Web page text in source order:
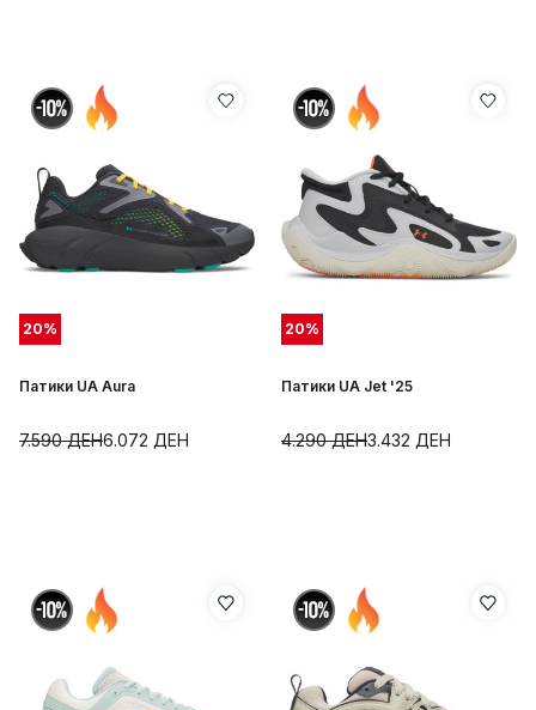
20%
Патики UA Aura
6.072 ДЕН
7.590ДЕН
20%
Патики UA Jet '25
3.432 ДЕН
4.290ДЕН